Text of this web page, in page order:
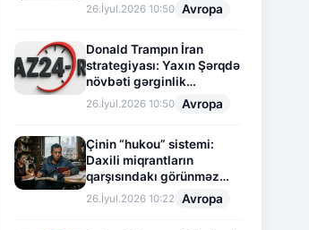
26.İyul.2026 10:50 Avropa
Donald Trampın İran
strategiyası: Yaxın Şərqdə
növbəti gərginlik
mərhələsi
26.İyul.2026 10:50 Avropa
Çinin “hukou” sistemi:
Daxili miqrantların
qarşısındakı görünməz
sədd
26.İyul.2026 10:22 Avropa